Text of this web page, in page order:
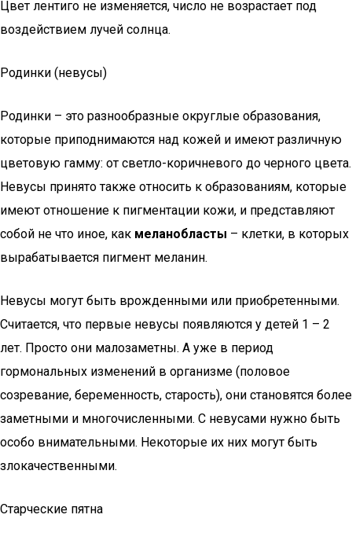
Цвет лентиго не изменяется, число не возрастает под
воздействием лучей солнца.
Родинки (невусы)
Родинки – это разнообразные округлые образования,
которые приподнимаются над кожей и имеют различную
цветовую гамму: от светло-коричневого до черного цвета.
Невусы принято также относить к образованиям, которые
имеют отношение к пигментации кожи, и представляют
собой не что иное, как меланобласты – клетки, в которых
вырабатывается пигмент меланин.
Невусы могут быть врожденными или приобретенными.
Считается, что первые невусы появляются у детей 1 – 2
лет. Просто они малозаметны. А уже в период
гормональных изменений в организме (половое
созревание, беременность, старость), они становятся более
заметными и многочисленными. С невусами нужно быть
особо внимательными. Некоторые их них могут быть
злокачественными.
Старческие пятна